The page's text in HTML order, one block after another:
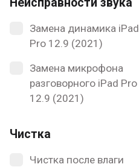
Замена динамика iPad
Pro 12.9 (2021)
Замена микрофона
разговорного iPad Pro
12.9 (2021)
Чистка
Чистка после влаги